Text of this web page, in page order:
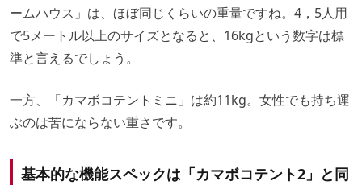
ームハウス」は、ほぼ同じくらいの重量ですね。4，5人用
で5メートル以上のサイズとなると、16kgという数字は標
準と言えるでしょう。
一方、「カマボコテントミニ」は約11kg。女性でも持ち運
ぶのは苦にならない重さです。
基本的な機能スペックは「カマボコテント2」と同